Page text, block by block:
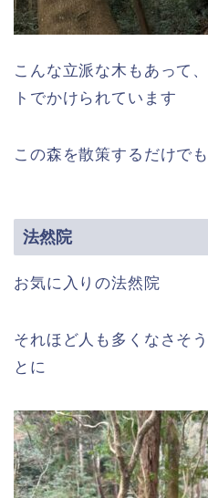
こんな立派な木もあって
トでかけられています
この森を散策するだけで
法然院
お気に入りの法然院
それほど人も多くなさそ
とに